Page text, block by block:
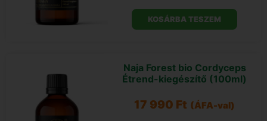
KOSÁRBA TESZEM
Naja Forest bio Cordyceps
Étrend-kiegészítő (100ml)
17 990 Ft (ÁFA-val)